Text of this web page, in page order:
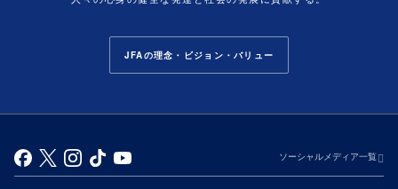
JFAの理念・ビジョン・バリュー
ソーシャルメディア一覧